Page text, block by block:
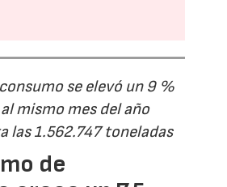
se elevó un 9 %
mismo mes del año
las 1.562.747 toneladas
de